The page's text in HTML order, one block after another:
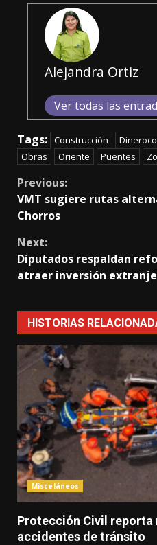
Alejandra Ortiz
Ver todas las
Tags: Construcción
Obras
Oriente Puentes
Continue
Reading
Previous:
VMT sugiere rutas
Chorros
Next:
Diputados respaldan
atraer inversión
HISTORIAS
Misceláneos
Protección Civil reporta
accidentes de tránsito